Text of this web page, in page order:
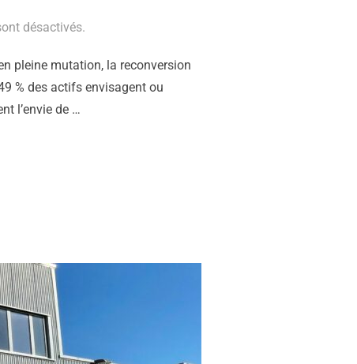
désactivés.
pleine mutation, la reconversion
% des actifs envisagent ou
l’envie de …